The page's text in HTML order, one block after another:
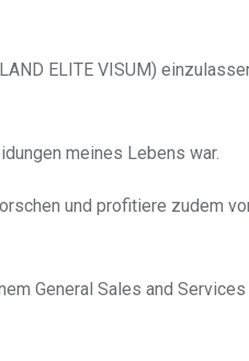
ELITE VISUM)
meines Lebens war.
und profitiere zudem
General Sales and